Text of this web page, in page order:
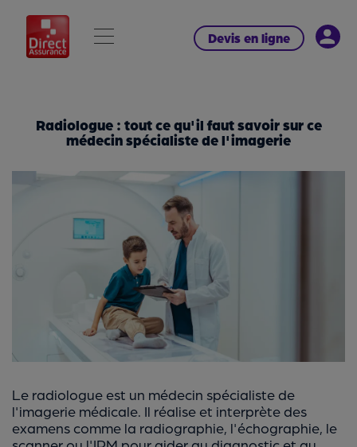
Devis en ligne
Radiologue : tout ce qu'il faut savoir sur ce
médecin spécialiste de l'imagerie
Le radiologue est un médecin spécialiste de
l'imagerie médicale. Il réalise et interprète des
examens comme la radiographie, l'échographie, le